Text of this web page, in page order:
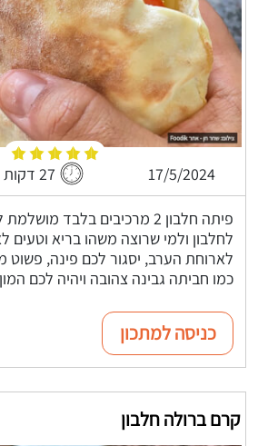
17/5/2024 27 דקות
פיתה חלבון 2 מרכיבים בלבד
לחלבון ולמי שרוצה משהו בריא וטעים
לארוחת הערב, יסגור לכם פינה,
כמו חביתה גבינה צהובה ויהיה לכם
כניסה למתכון
קרם ברולה חלבון